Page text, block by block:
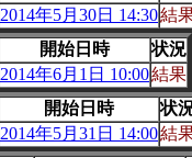
2014年5月30日 14:30結
開始日時
状況
2014年6月1日 10:00結果
開始日時
状
2014年5月31日 14:00結